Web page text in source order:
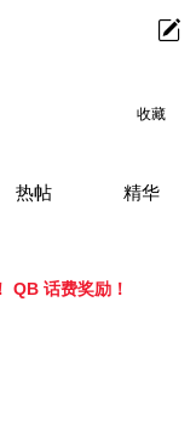
收藏
热帖 精华
QB 话费奖励！